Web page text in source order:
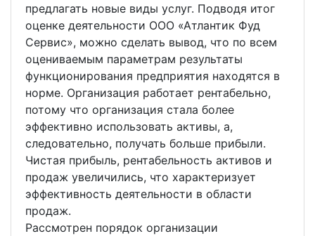
предлагать новые виды услуг. Подводя итог
оценке деятельности ООО «Атлантик Фуд
Сервис», можно сделать вывод, что по всем
оцениваемым параметрам результаты
функционирования предприятия находятся в
норме. Организация работает рентабельно,
потому что организация стала более
эффективно использовать активы, а,
следовательно, получать больше прибыли.
Чистая прибыль, рентабельность активов и
продаж увеличились, что характеризует
эффективность деятельности в области
продаж.
Рассмотрен порядок организации